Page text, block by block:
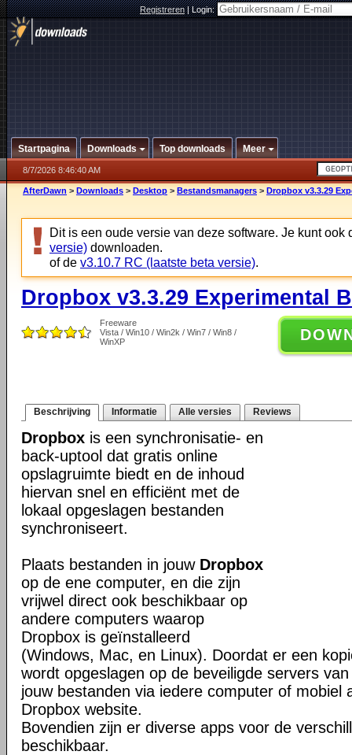
Registreren|Login:
Startpagina Downloads Top downloads Meer
8/7/2026 8:46:40 AM
AfterDawn > Downloads > Desktop > Bestandsmanagers > Dropbox v3.3.29
Dit is een oude versie van deze software. Je kunt ook
versie) downloaden.
of de v3.10.7 RC (laatste beta versie).
Dropbox v3.3.29 Experimental
Freeware
Vista / Win10 / Win2k / Win7 / Win8 /
WinXP
Beschrijving Informatie Alle versies Reviews
Dropbox is een synchronisatie- en
back-uptool dat gratis online
opslagruimte biedt en de inhoud
hiervan snel en efficiënt met de
lokaal opgeslagen bestanden
synchroniseert.
Plaats bestanden in jouw Dropbox
op de ene computer, en die zijn
vrijwel direct ook beschikbaar op
andere computers waarop
Dropbox is geïnstalleerd
(Windows, Mac, en Linux). Doordat er een
wordt opgeslagen op de beveiligde servers
jouw bestanden via iedere computer of mobiel
Dropbox website.
Bovendien zijn er diverse apps voor de
beschikbaar.